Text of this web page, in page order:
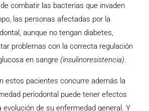
combatir las bacterias que invaden
las personas afectadas por la
aunque no tengan diabetes,
problemas con la correcta regulación
en sangre (insulinoresistencia).
estos pacientes concurre además la
periodontal puede tener efectos
evolución de su enfermedad general. Y